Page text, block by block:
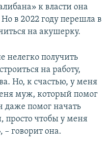
к власти она
в 2022 году перешла в
на акушерку.
нелегко получить
на работу,
Но, к счастью, у меня
муж, который помог
даже помог начать
просто чтобы у меня
– говорит она.